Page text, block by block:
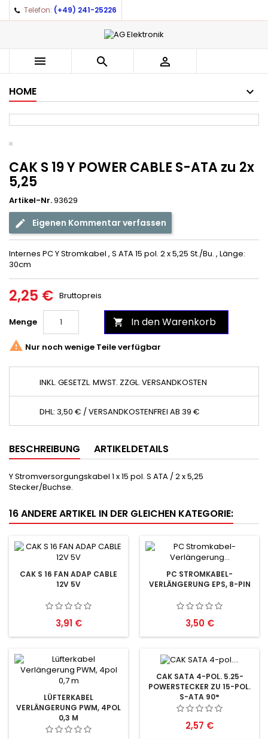
Telefon: (+49) 241-25226
  
HOME
CAK S 19 Y POWER CABLE S-ATA zu 2x
5,25
Artikel-Nr.93629
Eigenen Kommentar verfassen
Internes PC Y Stromkabel , S ATA 15 pol. 2 x 5,25 St./Bu. , Länge:
30cm
2,25 € Bruttopreis
Menge  In den Warenkorb
 Nur noch wenige Teile verfügbar
INKL. GESETZL. MWST. ZZGL. VERSANDKOSTEN
DHL: 3,50 € / VERSANDKOSTENFREI AB 39 €
BESCHREIBUNG ARTIKELDETAILS
Y Stromversorgungskabel 1 x 15 pol. S ATA / 2 x 5,25
Stecker/Buchse.
16 ANDERE ARTIKEL IN DER GLEICHEN KATEGORIE:
CAK S 16 FAN ADAP CABLE
12V 5V
Preis
3,91 €
PC STROMKABEL-
VERLÄNGERUNG EPS, 8-PIN
Preis
3,50 €
LÜFTERKABEL
VERLÄNGERUNG PWM, 4POL
0,3 M
CAK SATA 4-POL. 5.25-
POWERSTECKER ZU 15-POL.
S-ATA 90°
Preis
2,57 €